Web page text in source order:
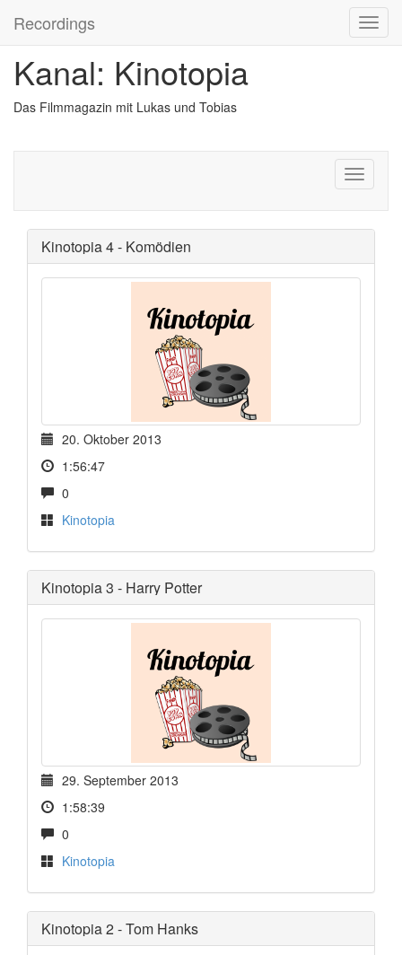
Recordings
Kanal: Kinotopia
Das Filmmagazin mit Lukas und Tobias
Kinotopia 4 - Komödien
20. Oktober 2013
1:56:47
0
Kinotopia
Kinotopia 3 - Harry Potter
29. September 2013
1:58:39
0
Kinotopia
Kinotopia 2 - Tom Hanks